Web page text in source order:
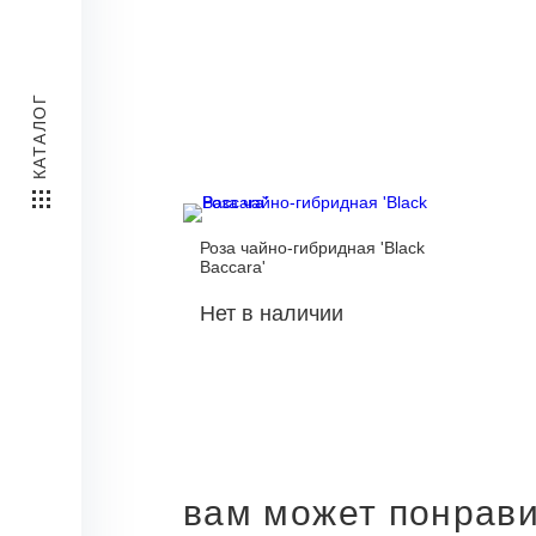
КАТАЛОГ
Роза чайно-гибридная 'Black
Baccara'
Нет в наличии
вам может